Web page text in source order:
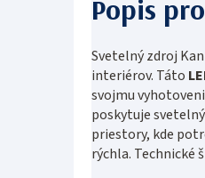
Svetelný zdroj
interiérov. Táto
svojmu
poskytuje
priestory, kde
rýchla. Technické